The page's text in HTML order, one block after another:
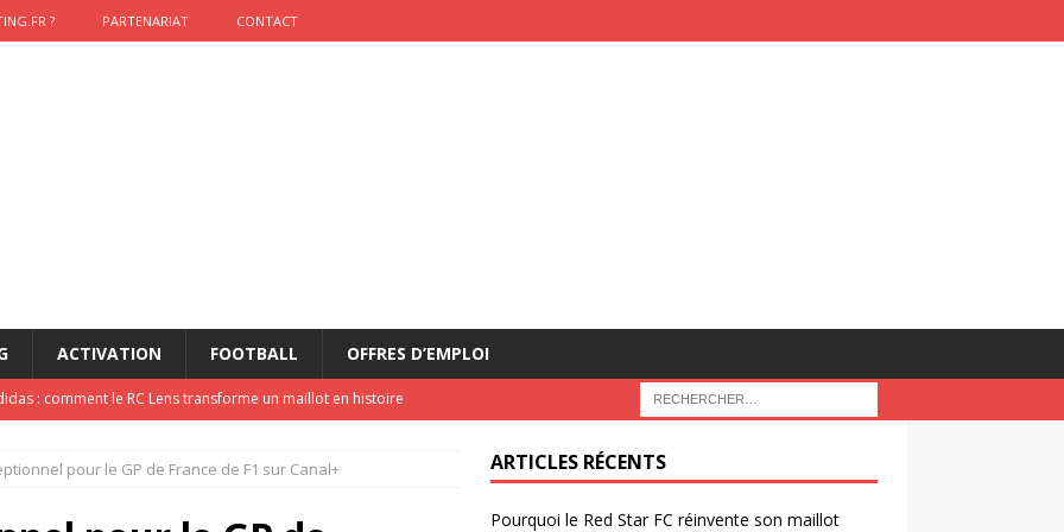
? PARTENARIAT CONTACT
ACTIVATION FOOTBALL OFFRES D’EMPLOI
: comment le RC Lens transforme un maillot en histoire
de Zinedine Zidane par adidas est de retour à
pour le GP de France de F1 sur Canal+ ARTICLES RÉCENTS
Pourquoi le Red Star FC réinvente son maillot